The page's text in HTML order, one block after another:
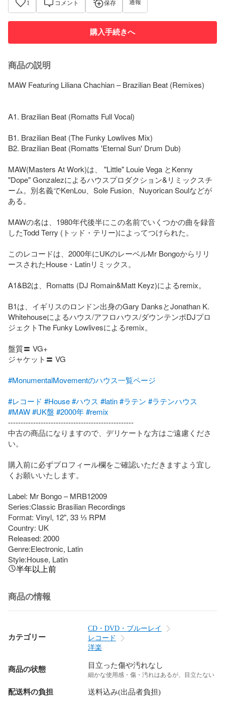
1 コメント 保存 通報
購入手続きへ
商品の説明
MAW Featuring Liliana Chachian – Brazilian Beat (Remixes)
A1. Brazilian Beat (Romatts Full Vocal)
B1. Brazilian Beat (The Funky Lowlives Mix)
B2. Brazilian Beat (Romatts 'Eternal Sun' Drum Dub)
MAW(Masters At Work)は、 "Little" Louie Vega とKenny
"Dope" Gonzalezによるハウスプロダクション&リミックスチ
ーム。別名義でKenLou、Sole Fusion、Nuyorican Soulなどが
ある。
MAWの名は、1980年代後半にこの名前でいくつかの曲を録音
したTodd Terry (トッド・テリー)によってつけられた。
このレコードは、2000年にUKのレーベルMr Bongoからリリ
ースされたHouse・Latinリミックス。
A1&B2は、Romatts (DJ Romain&Matt Keyz)によるremix。
B1は、イギリスのロンドン出身のGary DanksとJonathan K.
Whitehouseによるハウス/アフロハウス/ダウンテンポDJプロ
ジェクトThe Funky Lowlivesによるremix。
盤質〓 VG+
ジャケット〓 VG
#MonumentalMovementのハウス一覧ページ
#レコード #House#ハウス #latin#ラテン #ラテンハウス
#MAW#UK盤 #2000年#remix
--------------------------------------------------
中古の商品になりますので、デリケートな方はご遠慮くださ
い。
購入前に必ずプロフィール欄をご確認いただきますよう宜し
くお願いいたします。
Label: Mr Bongo – MRB12009
Series:Classic Brasilian Recordings
Format: Vinyl, 12", 33 ⅓ RPM
Country: UK
Released: 2000
Genre:Electronic, Latin
Style:House, Latin
半年以上前
商品の情報
カテゴリー
CD・DVD・ブルーレイ
レコード
洋楽
商品の状態 目立った傷や汚れなし
細かな使用感・傷・汚れはあるが、目立たない
配送料の負担 送料込み(出品者負担)